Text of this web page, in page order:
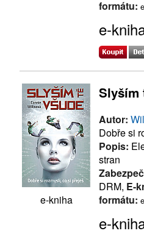
formátu:
e-
e-kniha
Slyším
Autor:
Dobře si
Popis:
stran
DRM, E-
formátu:
e-